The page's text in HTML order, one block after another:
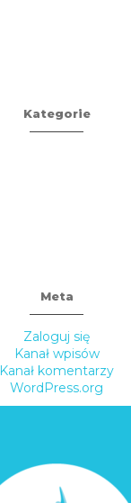
Kategorie
Meta
Zaloguj się
Kanał wpisów
Kanał komentarzy
WordPress.org